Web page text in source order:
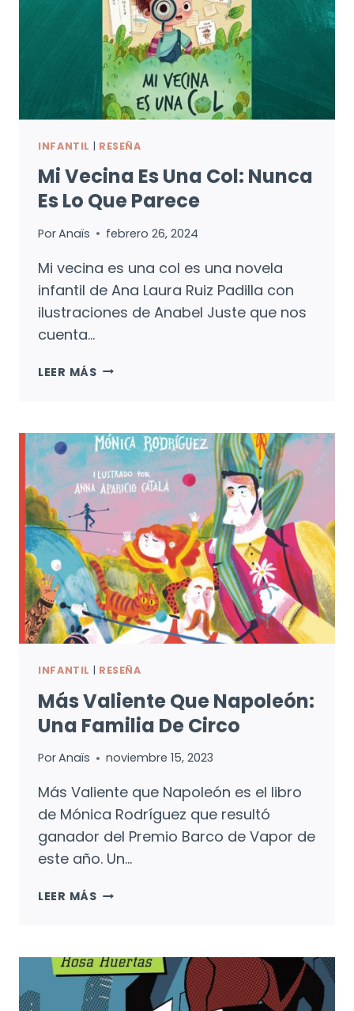
INFANTIL | RESEÑA
Mi Vecina Es Una Col: Nunca
Es Lo Que Parece
PorAnaïs febrero 26, 2024
Mi vecina es una col es una novela
infantil de Ana Laura Ruiz Padilla con
ilustraciones de Anabel Juste que nos
cuenta…
LEER MÁSMI
COL:
NUNCA
ES
LO
QUE
PARECE
INFANTIL | RESEÑA
Más Valiente Que Napoleón:
Una Familia De Circo
PorAnaïs noviembre 15, 2023
Más Valiente que Napoleón es el libro
de Mónica Rodríguez que resultó
ganador del Premio Barco de Vapor de
este año. Un…
LEER MÁSMÁS
UNA
FAMILIA
DE